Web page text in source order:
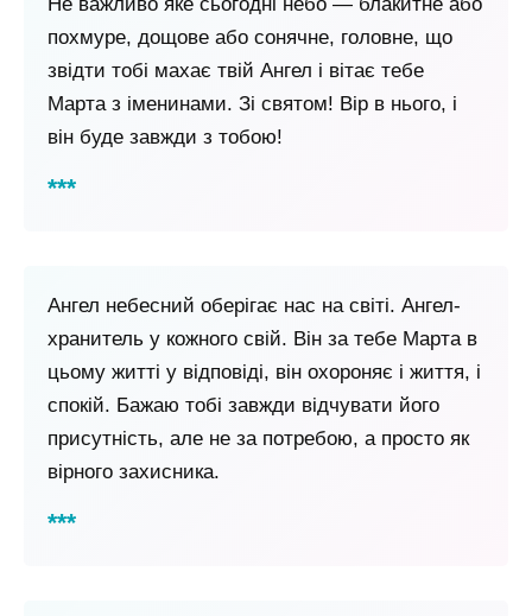
похмуре, дощове або сонячне, головне, що
звідти тобі махає твій Ангел і вітає тебе
Марта з іменинами. Зі святом! Вір в нього, і
він буде завжди з тобою!
Ангел небесний оберігає нас на світі. Ангел-
хранитель у кожного свій. Він за тебе Марта в
цьому житті у відповіді, він охороняє і життя, і
спокій. Бажаю тобі завжди відчувати його
присутність, але не за потребою, а просто як
вірного захисника.